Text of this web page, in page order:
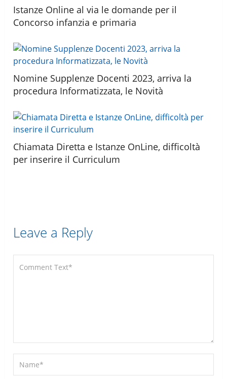
Istanze Online al via le domande per il
Concorso infanzia e primaria
Nomine Supplenze Docenti 2023, arriva la
procedura Informatizzata, le Novità
Chiamata Diretta e Istanze OnLine, difficoltà
per inserire il Curriculum
Leave a Reply